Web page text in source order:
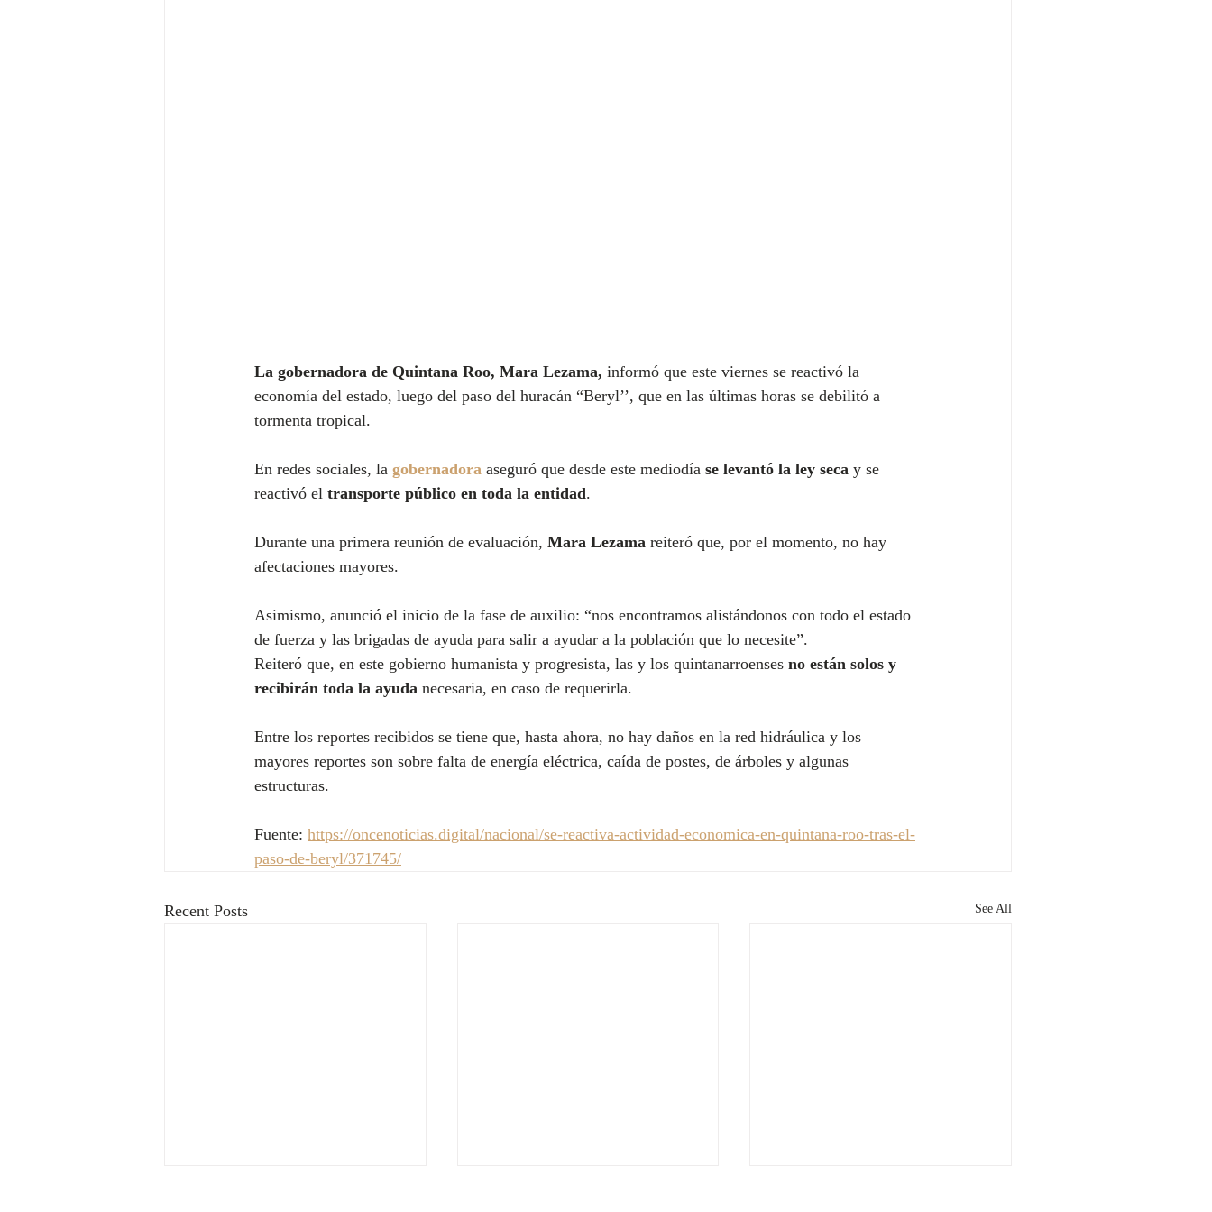
La gobernadora de Quintana Roo, Mara Lezama, informó que este viernes se reactivó la
economía del estado, luego del paso del huracán “Beryl’’, que en las últimas horas se debilitó a
tormenta tropical.
En redes sociales, la gobernadora aseguró que desde este mediodía se levantó la ley seca y se
reactivó el transporte público en toda la entidad.
Durante una primera reunión de evaluación, Mara Lezama reiteró que, por el momento, no hay
afectaciones mayores.
Asimismo, anunció el inicio de la fase de auxilio: “nos encontramos alistándonos con todo el estado
de fuerza y las brigadas de ayuda para salir a ayudar a la población que lo necesite”.
Reiteró que, en este gobierno humanista y progresista, las y los quintanarroenses no están solos y
recibirán toda la ayuda necesaria, en caso de requerirla.
Entre los reportes recibidos se tiene que, hasta ahora, no hay daños en la red hidráulica y los
mayores reportes son sobre falta de energía eléctrica, caída de postes, de árboles y algunas
estructuras.
Fuente: https://oncenoticias.digital/nacional/se-reactiva-actividad-economica-en-quintana-roo-tras-el-
paso-de-beryl/371745/
Recent Posts See All